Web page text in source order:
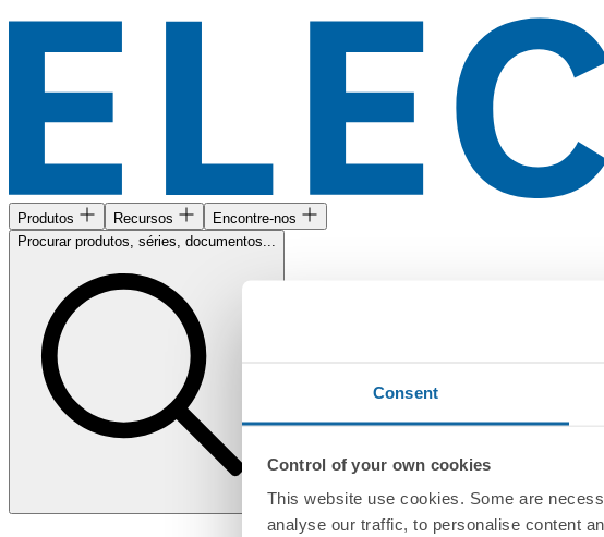
Consent
Control of your own cookies
This website use cookies. Some are
analyse our traffic, to personalise content
Produtos Recursos
Encontre-nos
Procurar produtos, séries, documentos...